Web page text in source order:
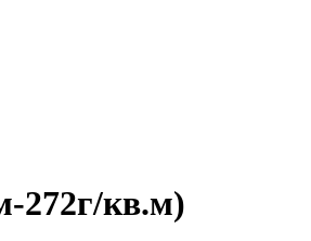
272г/кв.м)